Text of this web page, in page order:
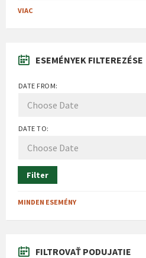
VIAC
ESEMÉNYEK FILTEREZÉSE
DATE FROM:
DATE TO:
Filter
MINDEN ESEMÉNY
FILTROVAŤ PODUJATIE